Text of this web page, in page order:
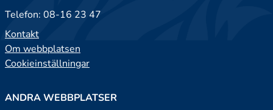
Telefon: 08-16 23 47
Kontakt
Om webbplatsen
Cookieinställningar
ANDRA WEBBPLATSER